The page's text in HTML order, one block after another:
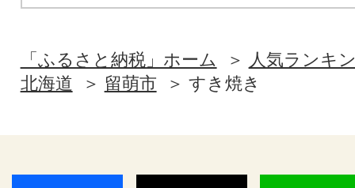
「ふるさと納税」ホーム
人気ランキ
北海道
留萌市 すき焼き